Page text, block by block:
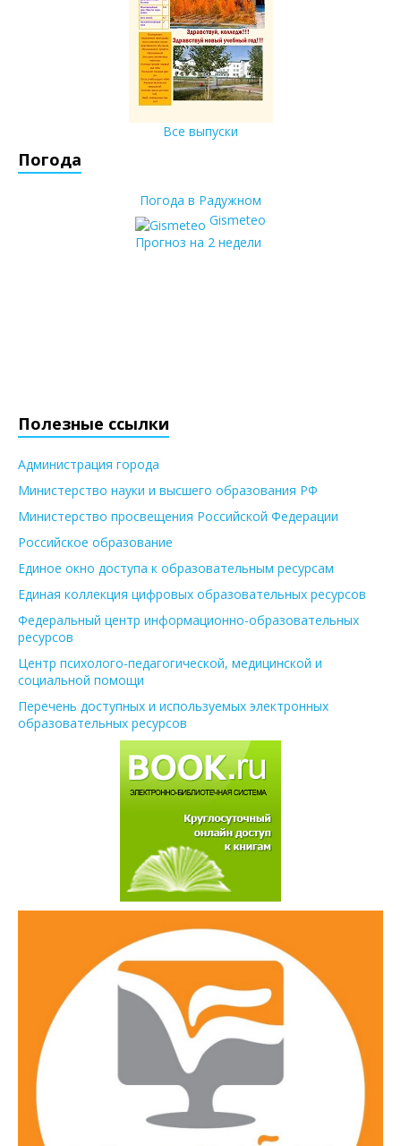
Все выпуски
Погода
Погода в Радужном
Gismeteo
Прогноз на 2 недели
Полезные ссылки
Администрация города
Министерство науки и высшего образования РФ
Министерство просвещения Российской Федерации
Российское образование
Единое окно доступа к образовательным ресурсам
Единая коллекция цифровых образовательных ресурсов
Федеральный центр информационно-образовательных
ресурсов
Центр психолого-педагогической, медицинской и
социальной помощи
Перечень доступных и используемых электронных
образовательных ресурсов